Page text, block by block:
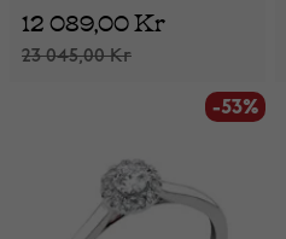
23 045,00 Kr
12 089,00 Kr
-53%